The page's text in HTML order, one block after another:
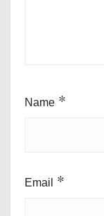
Name *
Email *